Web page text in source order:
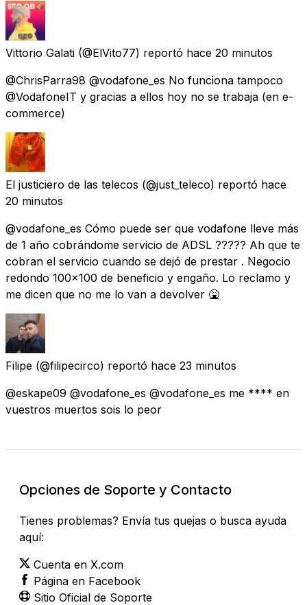
Vittorio Galati (@ElVito77) reportó hace 20 minutos
@ChrisParra98 @vodafone_es No funciona tampoco
@VodafoneIT y gracias a ellos hoy no se trabaja (en e-
commerce)
El justiciero de las telecos (@just_teleco) reportó hace
20 minutos
@vodafone_es Cómo puede ser que vodafone lleve más
de 1 año cobrándome servicio de ADSL ????? Ah que te
cobran el servicio cuando se dejó de prestar . Negocio
redondo 100x100 de beneficio y engaño. Lo reclamo y
me dicen que no me lo van a devolver 🤮
Filipe (@filipecirco) reportó hace 23 minutos
@eskape09 @vodafone_es @vodafone_es me **** en
vuestros muertos sois lo peor
Opciones de Soporte y Contacto
Tienes problemas? Envía tus quejas o busca ayuda
aquí:
Cuenta en X.com
Página en Facebook
Sitio Oficial de Soporte